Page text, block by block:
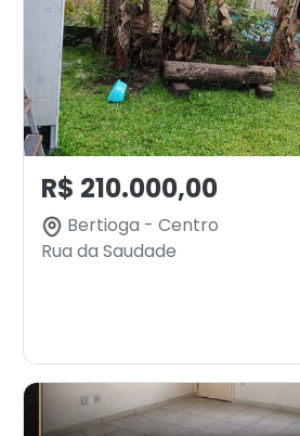
R$ 210.000,00
Bertioga - Centro
Rua da Saudade